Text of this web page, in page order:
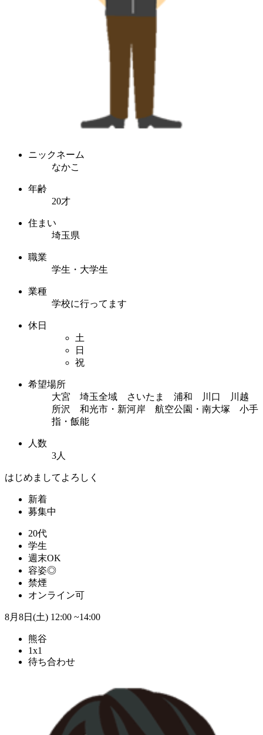
ニックネーム
なかこ
年齢
20才
住まい
埼玉県
職業
学生・大学生
業種
学校に行ってます
休日
土
日
祝
希望場所
大宮 埼玉全域 さいたま 浦和 川口 川越
所沢 和光市・新河岸 航空公園・南大塚 小手
指・飯能
人数
3人
はじめましてよろしく
新着
募集中
20代
学生
週末OK
容姿◎
禁煙
オンライン可
8月8日(土) 12:00 ~14:00
熊谷
1x1
待ち合わせ